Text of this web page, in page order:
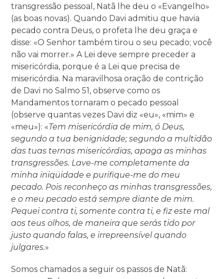
transgressão pessoal, Natã lhe deu o «Evangelho»
(as boas novas). Quando Davi admitiu que havia
pecado contra Deus, o profeta lhe deu graça e
disse: «O Senhor também tirou o seu pecado; você
não vai morrer.» A Lei deve sempre preceder a
misericórdia, porque é a Lei que precisa de
misericórdia. Na maravilhosa oração de contrição
de Davi no Salmo 51, observe como os
Mandamentos tornaram o pecado pessoal
(observe quantas vezes Davi diz «eu», «mim» e
«meu»): «Tem misericórdia de mim, ó Deus,
segundo a tua benignidade; segundo a multidão
das tuas ternas misericórdias, apaga as minhas
transgressões. Lave-me completamente da
minha iniqüidade e purifique-me do meu
pecado. Pois reconheço as minhas transgressões,
e o meu pecado está sempre diante de mim.
Pequei contra ti, somente contra ti, e fiz este mal
aos teus olhos, de maneira que serás tido por
justo quando falas, e irrepreensível quando
julgares.»
Somos chamados a seguir os passos de Natã: